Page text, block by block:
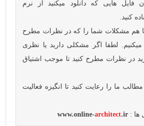
فایل هایی که دانلود میکنید از نرم
کنید.
هم مشکلات شما را که در نظرات مطرح
لطفا اگر مشکلی دارید یا نظری
در نظرات مطرح کنید تا موجب اشتیاق
ما را رعایت کنید تا انگیزه فعالیت
ها : www.online-architect.ir